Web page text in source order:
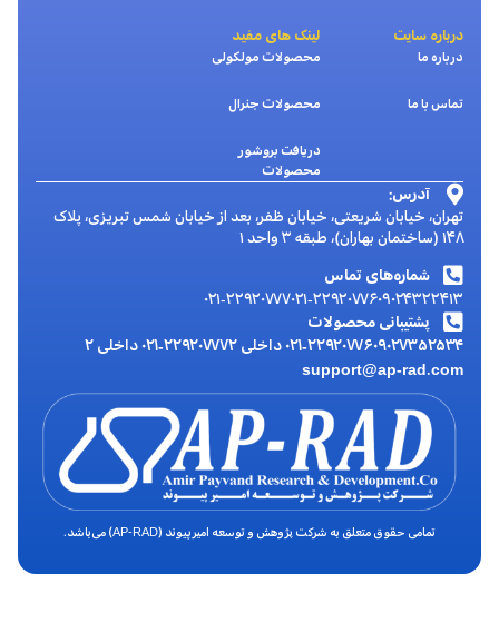
درباره سایت
درباره ما
تماس با ما
لینک های مفید
محصولات مولکولی
محصولات جنرال
دریافت بروشور
محصولات
آدرس:
تهران، خیابان شریعتی، خیابان ظفر، بعد از خیابان شمس تبریزی، پلاک
۱۴۸ (ساختمان بهاران)، طبقه ۳ واحد ۱
شماره‌های تماس
۰۹۰۲۴۳۲۲۴۱۳۰۲۱-۲۲۹۲۰۷۷۶۰۲۱-۲۲۹۲۰۷۷۷
پشتیبانی محصولات
۰۹۰۲۷۳۵۲۵۳۴۰۲۱-۲۲۹۲۰۷۷۶ داخلی ۲
۰۲۱-۲۲۹۲۰۷۷۷ داخلی ۲
support@ap-rad.com
تمامی حقوق متعلق به شرکت پژوهش و توسعه امیرپیوند (AP-RAD) می‌باشد.